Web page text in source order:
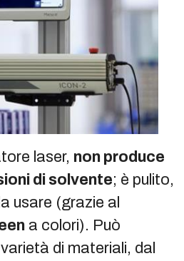
laser, non produce
di solvente; è pulito,
usare (grazie al
a colori). Può
di materiali, dal